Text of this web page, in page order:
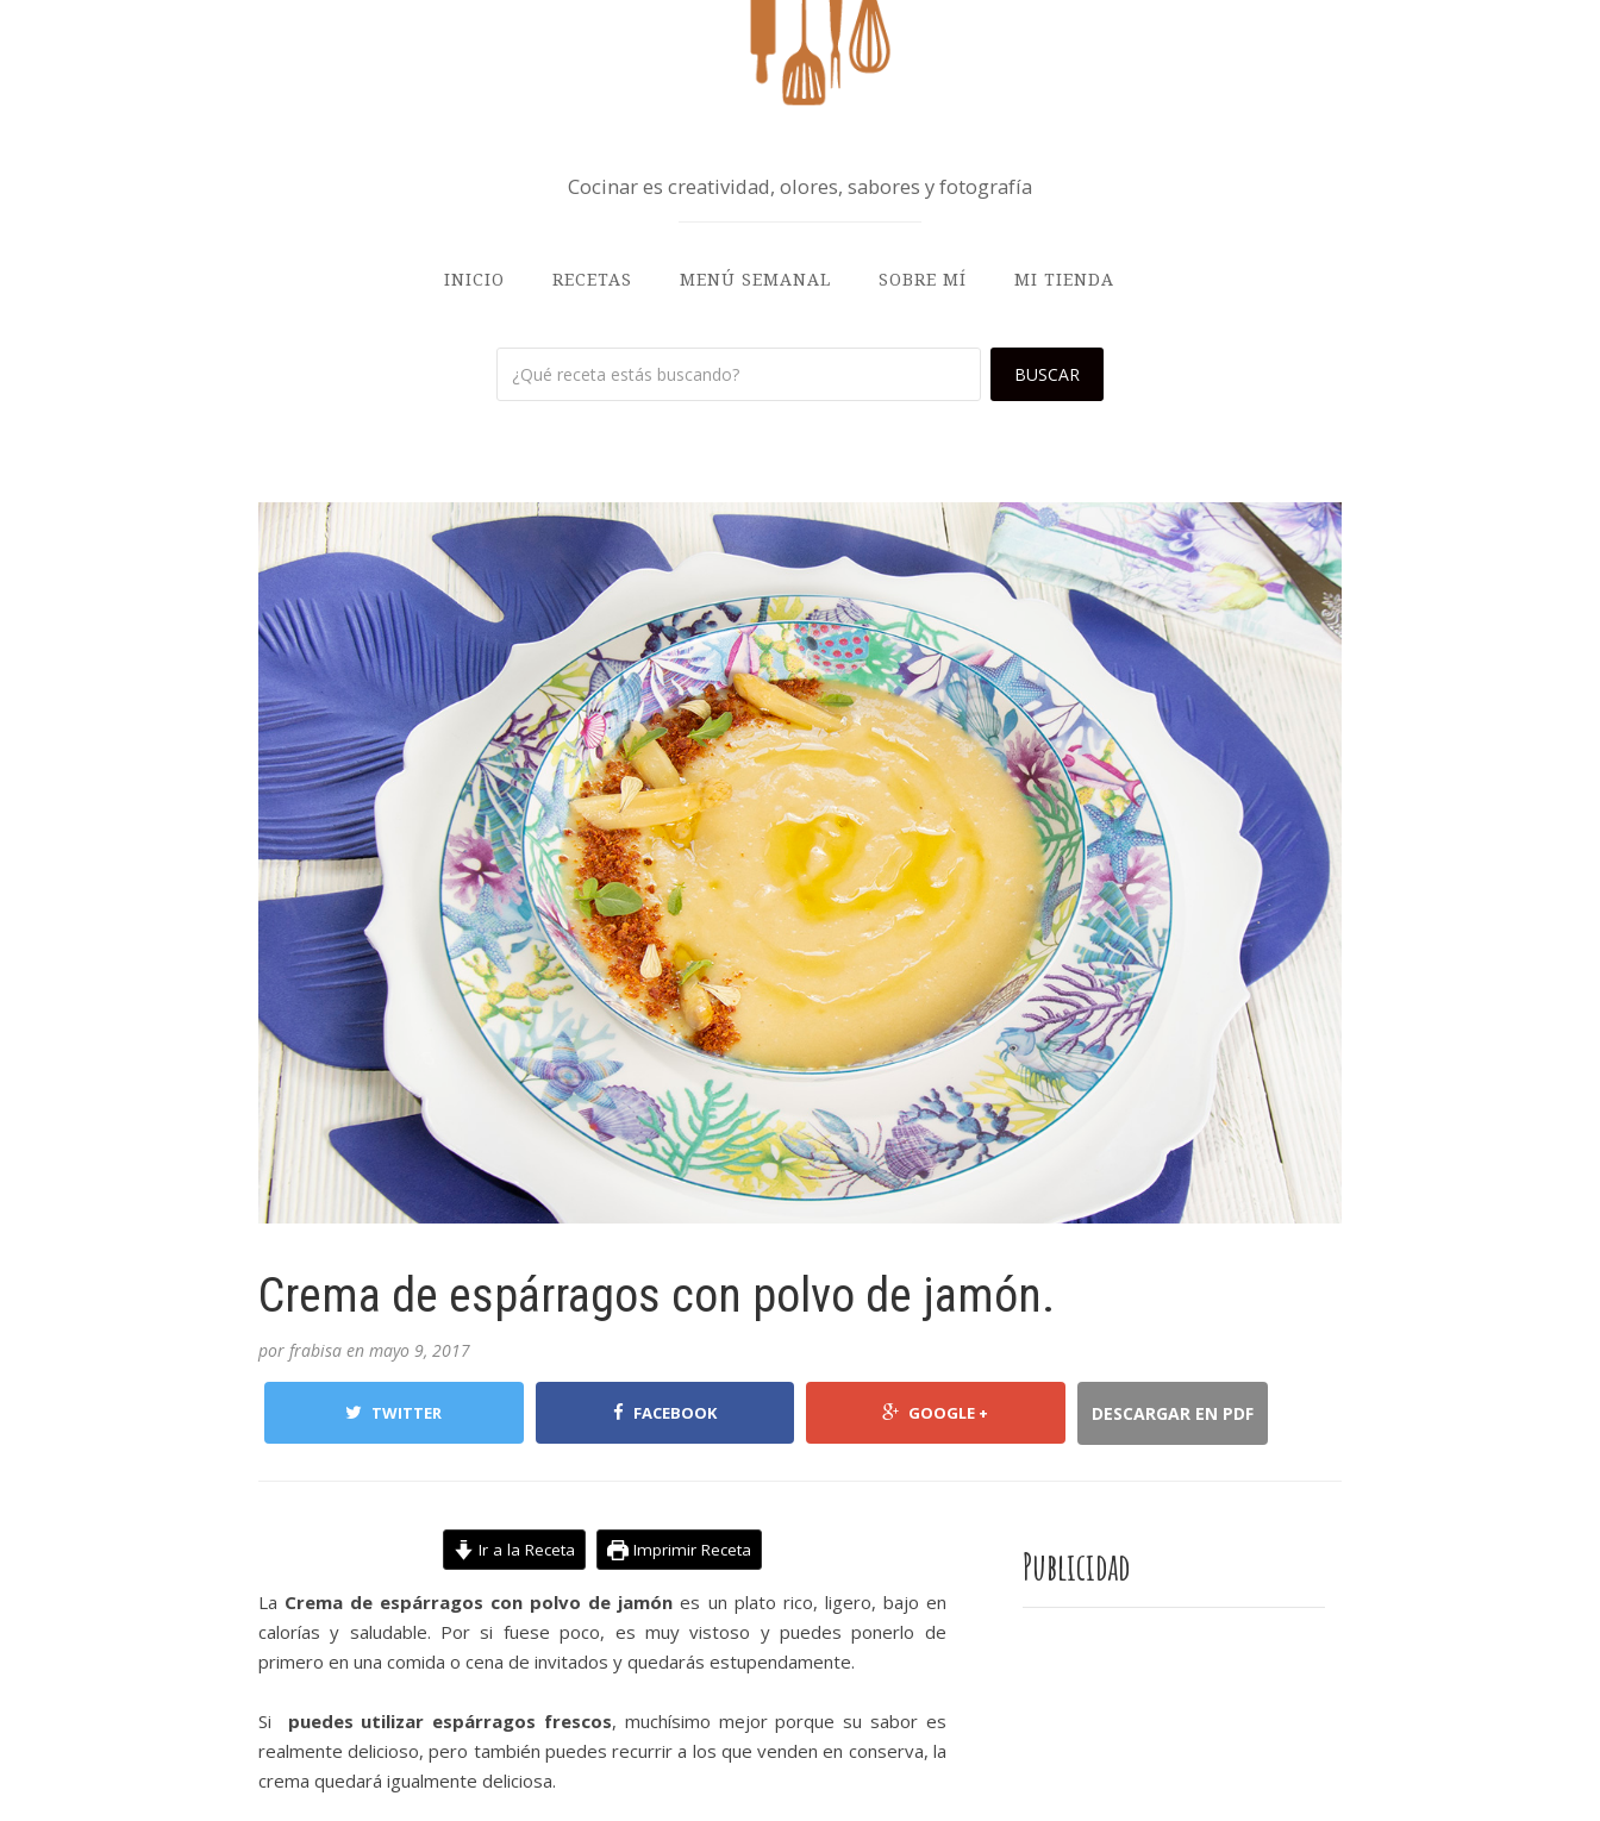
Cocinar es creatividad, olores, sabores y fotografía
INICIO RECETAS MENÚ SEMANAL SOBRE MÍ MI TIENDA
Crema de espárragos con polvo de jamón.
por frabisa en mayo 9, 2017
TWITTER FACEBOOK GOOGLE + DESCARGAR EN PDF
Ir a la Receta Imprimir Receta
La Crema de espárragos con polvo de jamón es un plato rico, ligero, bajo en
calorías y saludable. Por si fuese poco, es muy vistoso y puedes ponerlo de
primero en una comida o cena de invitados y quedarás estupendamente.
Si puedes utilizar espárragos frescos, muchísimo mejor porque su sabor es
realmente delicioso, pero también puedes recurrir a los que venden en conserva, la
crema quedará igualmente deliciosa.
Publicidad